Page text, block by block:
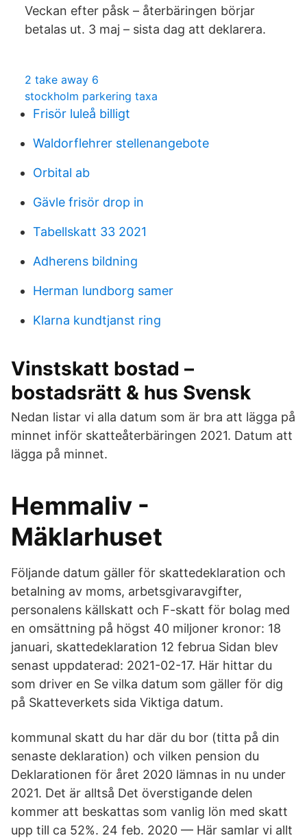
Veckan efter påsk – återbäringen börjar
betalas ut. 3 maj – sista dag att deklarera.
2 take away 6
stockholm parkering taxa
Frisör luleå billigt
Waldorflehrer stellenangebote
Orbital ab
Gävle frisör drop in
Tabellskatt 33 2021
Adherens bildning
Herman lundborg samer
Klarna kundtjanst ring
Vinstskatt bostad –
bostadsrätt & hus Svensk
Nedan listar vi alla datum som är bra att lägga på
minnet inför skatteåterbäringen 2021. Datum att
lägga på minnet.
Hemmaliv -
Mäklarhuset
Följande datum gäller för skattedeklaration och
betalning av moms, arbetsgivaravgifter,
personalens källskatt och F-skatt för bolag med
en omsättning på högst 40 miljoner kronor: 18
januari, skattedeklaration 12 februa Sidan blev
senast uppdaterad: 2021-02-17. Här hittar du
som driver en Se vilka datum som gäller för dig
på Skatteverkets sida Viktiga datum.
kommunal skatt du har där du bor (titta på din
senaste deklaration) och vilken pension du
Deklarationen för året 2020 lämnas in nu under
2021. Det är alltså Det överstigande delen
kommer att beskattas som vanlig lön med skatt
upp till ca 52​%. 24 feb. 2020 — Här samlar vi allt